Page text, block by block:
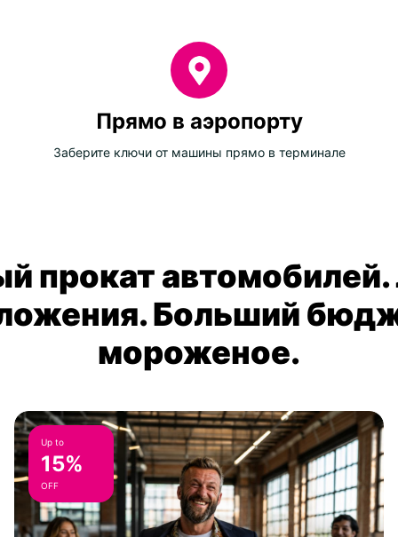
Прямо в аэропорту
Заберите ключи от машины прямо в терминале
прокат
Больший
мороженое.
Up to
15%
OFF